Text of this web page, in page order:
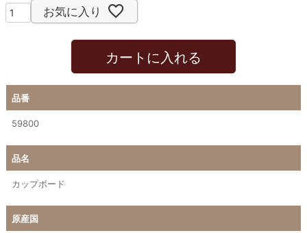
お気に入り
カートに入れる
品番
59800
品名
カップボード
原産国